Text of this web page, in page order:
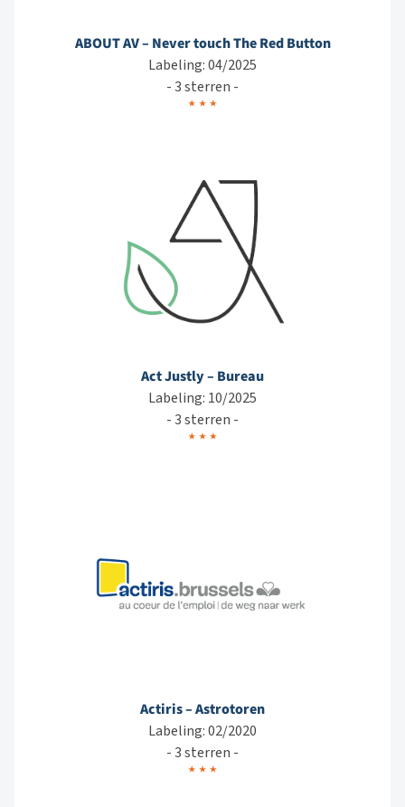
ABOUT AV – Never touch The Red Button
Labeling: 04/2025
- 3 sterren -
Act Justly – Bureau
Labeling: 10/2025
- 3 sterren -
Actiris – Astrotoren
Labeling: 02/2020
- 3 sterren -